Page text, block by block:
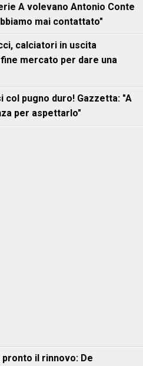
A volevano Antonio Conte
mai contattato"
calciatori in uscita
mercato per dare una
col pugno duro! Gazzetta: "A
per aspettarlo"
pronto il rinnovo: De